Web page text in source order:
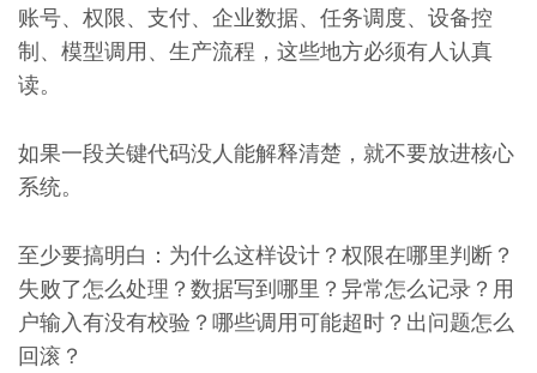
账号、权限、支付、企业数据、任务调度、设备控
制、模型调用、生产流程，这些地方必须有人认真
读。
如果一段关键代码没人能解释清楚，就不要放进核心
系统。
至少要搞明白：为什么这样设计？权限在哪里判断？
失败了怎么处理？数据写到哪里？异常怎么记录？用
户输入有没有校验？哪些调用可能超时？出问题怎么
回滚？